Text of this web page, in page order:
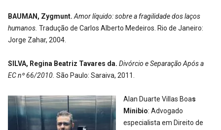
BAUMAN, Zygmunt. Amor líquido: sobre a fragilidade dos laços
humanos. Tradução de Carlos Alberto Medeiros. Rio de Janeiro:
Jorge Zahar, 2004.
SILVA, Regina Beatriz Tavares da. Divórcio eSeparação Apósa
ECnº 66/2010. São Paulo: Saraiva, 2011.
Alan Duarte Villas Boas
Minibio: Advogado
especialista em Direito de